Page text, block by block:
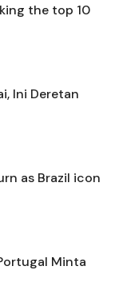
the top 10
Ini Deretan
as Brazil icon
Minta